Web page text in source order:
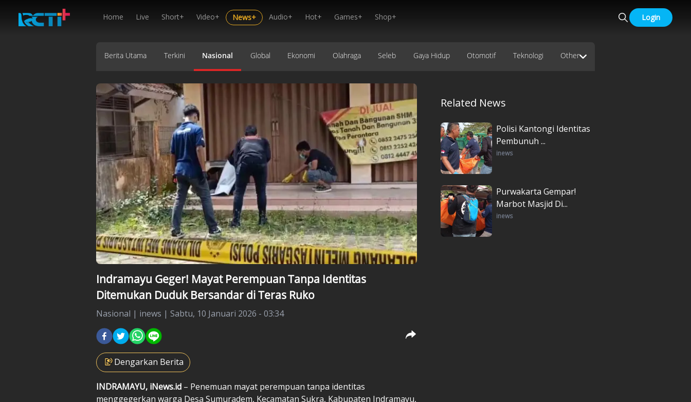
Home Live Short+ Video+ News+ Audio+ Hot+ Games+ Shop+ Login
Berita Utama Terkini Nasional Global Ekonomi Olahraga Seleb Gaya Hidup Otomotif Teknologi Other
Indramayu Geger! Mayat Perempuan Tanpa Identitas
Ditemukan Duduk Bersandar di Teras Ruko
Nasional | inews | Sabtu, 10 Januari 2026 - 03:34
Dengarkan Berita
INDRAMAYU, iNews.id – Penemuan mayat perempuan tanpa identitas
menggegerkan warga Desa Sumuradem, Kecamatan Sukra, Kabupaten Indramayu,
Related News
Polisi Kantongi Identitas
Pembunuh ...
inews
Purwakarta Gempar!
Marbot Masjid Di...
inews